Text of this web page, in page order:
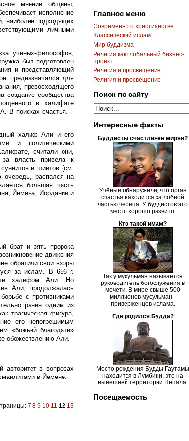
мнение общины,
исполнение
наиболее подходящих
личными
ученых-философов,
был подготовлен
и представляющий
предназначался для
превосходящего
создание сообщества
в халифате
В поисках счастья. –
халиф Али и его
и политическими
считали они,
власть привела к
и шиитов (см.
распался на
большая часть
Йемена, Иордании и
брат и зять пророка
движения
обратили свои взоры
за ислам. В 656 г.
халифом Али. Но
Али, продолжалась
с противниками
ранен одним из
трагическая фигура,
его непогрешимым
«божьей благодати»
обожествлению Али.
в вопросах
в Йемене.
7 8 9 10 11 12 13
Главное меню
Cовременно о христианстве
Классический ислам
Мир буддизма
Религия как глобальный бизнес-
проект
Религия и просвещение
Религия и просвещение
Поиск по сайту
Интересные факты
Буддисты счастливее мирян?
Учёные обнаружили, что орган
счастья находится за лобной
частью черепа. У буддистов это
место хорошо развито.
Кто такой имам?
Так у мусульман называется
руководитель богослужения в
мечети. В мире свыше 500
миллионов мусульман -
приверженцев ислама.
Где родился Будда?
Место рождения Будды Гаутамы
находится в Лумбини, это на
нынешней территории Непала.
Посещаемость